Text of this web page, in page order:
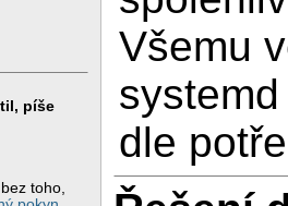
píše
toho,
Všemu
dle